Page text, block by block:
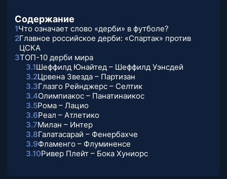
Содержание
1Что означает слово «дерби» в футболе?
2Главное российское дерби: «Спартак» против
ЦСКА
3ТОП-10 дерби мира
3.1Шеффилд Юнайтед – Шеффилд Уэнсдей
3.2Црвена Звезда – Партизан
3.3Глазго Рейнджерс – Селтик
3.4Олимпиакос – Панатинаикос
3.5Рома – Лацио
3.6Реал – Атлетико
3.7Милан – Интер
3.8Галатасарай – Фенербахче
3.9Фламенго – Флуминенсе
3.10Ривер Плейт – Бока Хуниорс